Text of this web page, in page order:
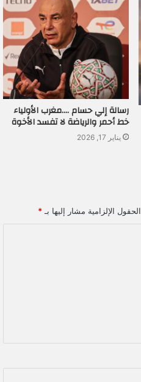
رسالة إلي حسام ….مغرب الأولياء
خط أحمر والرياضة لا تفسد الأخوة
يناير 17, 2026
الحقول الإلزامية مشار إليها بـ *